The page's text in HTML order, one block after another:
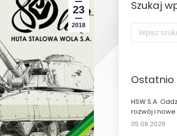
23
2018
Szukaj
Szukaj:
HSW S.A.
rozwój i
05.08.2026